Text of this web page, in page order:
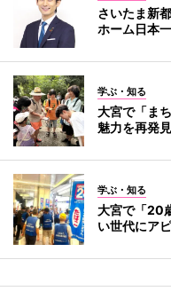
さいたま新
ホーム日本
学ぶ・知る
大宮で「ま
魅力を再発見
学ぶ・知る
大宮で「20
い世代にア